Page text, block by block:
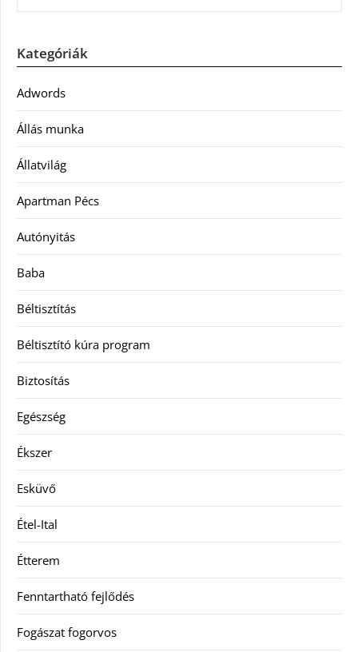
Kategóriák
Adwords
Állás munka
Állatvilág
Apartman Pécs
Autónyitás
Baba
Béltisztítás
Béltisztító kúra program
Biztosítás
Egészség
Ékszer
Esküvő
Étel-Ital
Étterem
Fenntartható fejlődés
Fogászat fogorvos